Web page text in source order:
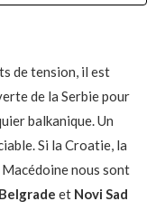
de tension, il est
de la Serbie pour
balkanique. Un
Si la Croatie, la
nous sont
Belgrade et Novi Sad